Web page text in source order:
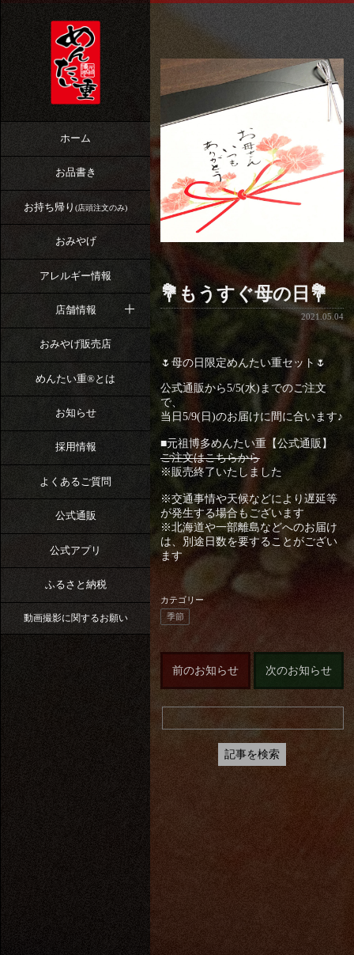
ホーム
お品書き
お持ち帰り (店頭注文のみ)
おみやげ
アレルギー情報
店舗情報
おみやげ販売店
めんたい重®︎とは
お知らせ
採用情報
よくあるご質問
公式通販
公式アプリ
ふるさと納税
動画撮影に関するお願い
💐もうすぐ母の日💐
2021.05.04
🌷母の日限定めんたい重セット🌷
公式通販から5/5(水)までのご注文
で、
当日5/9(日)のお届けに間に合います♪
■元祖博多めんたい重【公式通販】
ご注文はこちらから
※販売終了いたしました
※交通事情や天候などにより遅延等
が発生する場合もございます
※北海道や一部離島などへのお届け
は、別途日数を要することがござい
ます
カテゴリー
季節
前のお知らせ 次のお知らせ